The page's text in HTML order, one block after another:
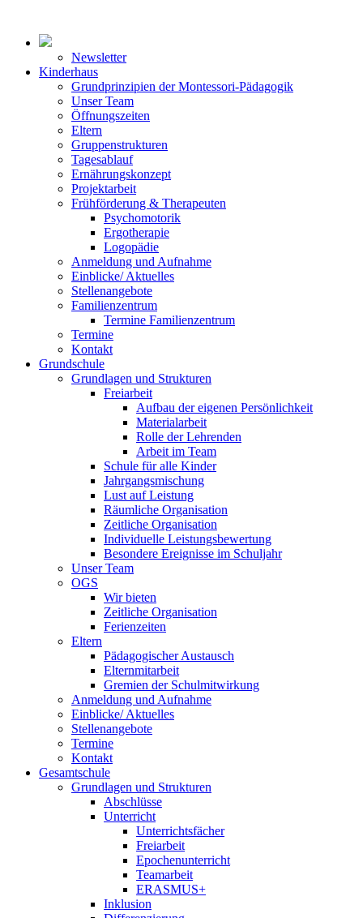
Newsletter
Kinderhaus
Grundprinzipien der Montessori-Pädagogik
Unser Team
Öffnungszeiten
Eltern
Gruppenstrukturen
Tagesablauf
Ernährungskonzept
Projektarbeit
Frühförderung & Therapeuten
Psychomotorik
Ergotherapie
Logopädie
Anmeldung und Aufnahme
Einblicke/ Aktuelles
Stellenangebote
Familienzentrum
Termine Familienzentrum
Termine
Kontakt
Grundschule
Grundlagen und Strukturen
Freiarbeit
Aufbau der eigenen Persönlichkeit
Materialarbeit
Rolle der Lehrenden
Arbeit im Team
Schule für alle Kinder
Jahrgangsmischung
Lust auf Leistung
Räumliche Organisation
Zeitliche Organisation
Individuelle Leistungsbewertung
Besondere Ereignisse im Schuljahr
Unser Team
OGS
Wir bieten
Zeitliche Organisation
Ferienzeiten
Eltern
Pädagogischer Austausch
Elternmitarbeit
Gremien der Schulmitwirkung
Anmeldung und Aufnahme
Einblicke/ Aktuelles
Stellenangebote
Termine
Kontakt
Gesamtschule
Grundlagen und Strukturen
Abschlüsse
Unterricht
Unterrichtsfächer
Freiarbeit
Epochenunterricht
Teamarbeit
ERASMUS+
Inklusion